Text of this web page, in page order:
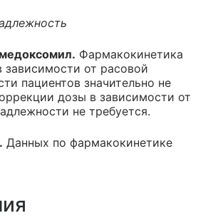
Фармакокинетика
зависимости от расовой
пациентов значительно не
дозы в зависимости от
не требуется.
Данных по фармакокинетике